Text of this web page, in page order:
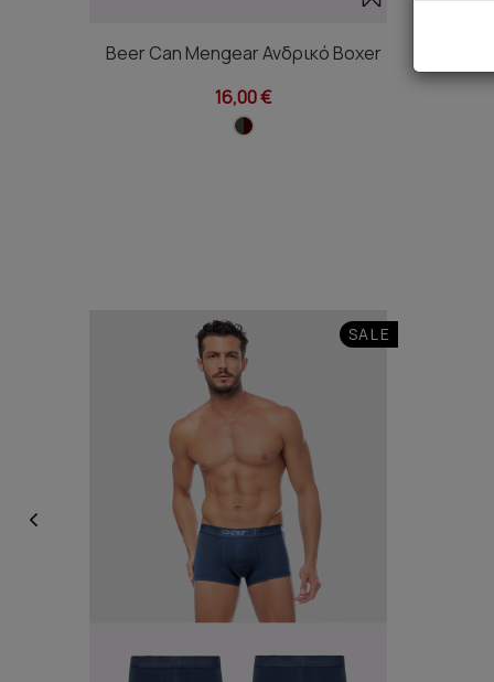
Beer Can Mengear Ανδρικό Boxer
16,00 €
SALE